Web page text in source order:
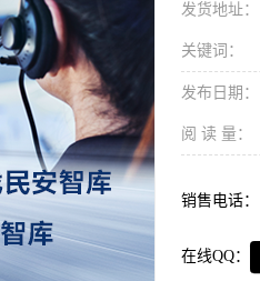
发货地址：
关键词：
发布日期：
阅 读 量：
销售电话：
在线QQ：